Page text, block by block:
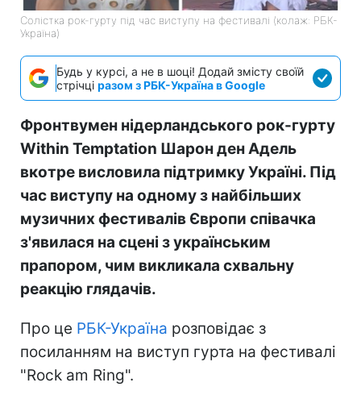
Солістка рок-гурту під час виступу на фестивалі (колаж: РБК-
Україна)
Будь у курсі, а не в шоці! Додай змісту своїй
стрічці разом з РБК-Україна в Google
Фронтвумен нідерландського рок-гурту
Within Temptation Шарон ден Адель
вкотре висловила підтримку Україні. Під
час виступу на одному з найбільших
музичних фестивалів Європи співачка
з'явилася на сцені з українським
прапором, чим викликала схвальну
реакцію глядачів.
Про це РБК-Україна розповідає з
посиланням на виступ гурта на фестивалі
"Rock am Ring".